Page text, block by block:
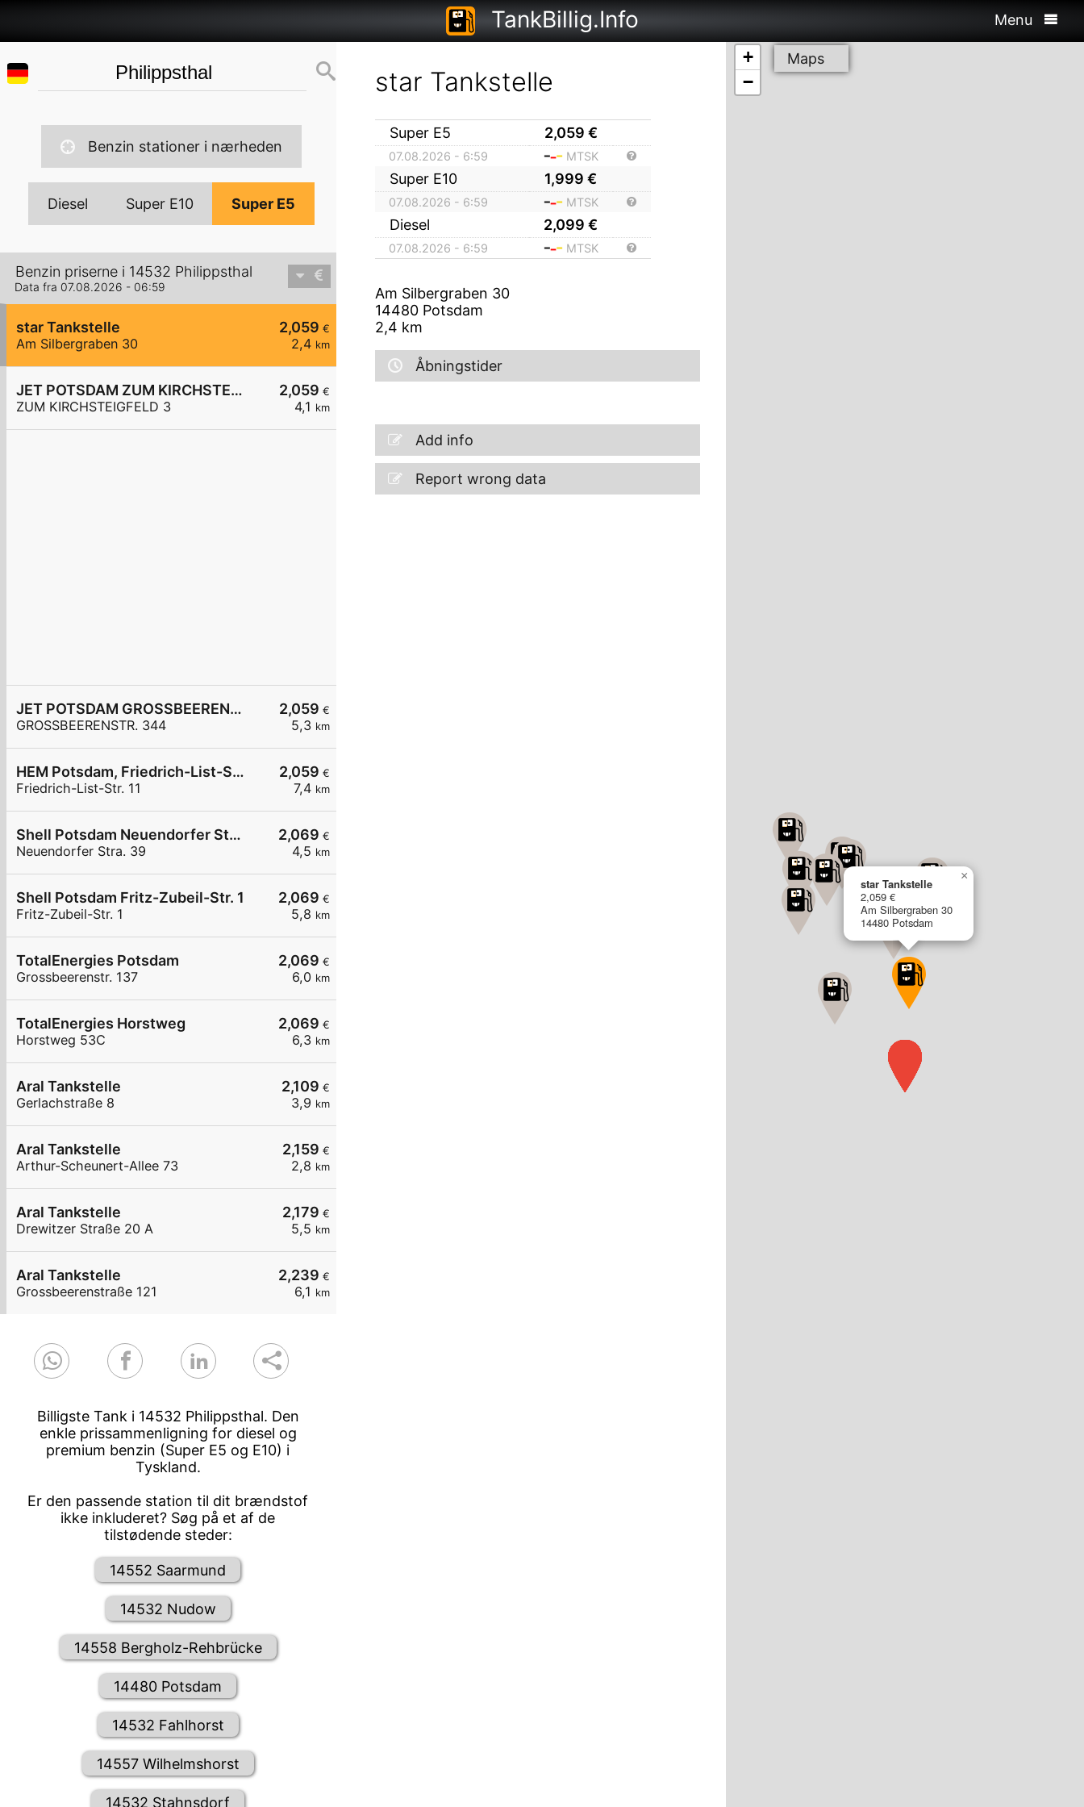
TankBillig.Info Menu
Benzin stationer i nærheden
Diesel Super E10 Super E5
Benzin priserne i 14532 Philippsthal
Data fra 07.08.2026 - 06:59
2,059 €
2,4 km
star Tankstelle
Am Silbergraben 30
2,059 €
4,1 km
JET POTSDAM ZUM KIRCHSTEIGFELD 3
ZUM KIRCHSTEIGFELD 3
2,059 €
5,3 km
JET POTSDAM GROSSBEERENSTR. 344
GROSSBEERENSTR. 344
2,059 €
7,4 km
HEM Potsdam, Friedrich-List-Str. 11
Friedrich-List-Str. 11
2,069 €
4,5 km
Shell Potsdam Neuendorfer Stra. 39
Neuendorfer Stra. 39
2,069 €
5,8 km
Shell Potsdam Fritz-Zubeil-Str. 1
Fritz-Zubeil-Str. 1
2,069 €
6,0 km
TotalEnergies Potsdam
Grossbeerenstr. 137
2,069 €
6,3 km
TotalEnergies Horstweg
Horstweg 53C
2,109 €
3,9 km
Aral Tankstelle
Gerlachstraße 8
2,159 €
2,8 km
Aral Tankstelle
Arthur-Scheunert-Allee 73
2,179 €
5,5 km
Aral Tankstelle
Drewitzer Straße 20 A
2,239 €
6,1 km
Aral Tankstelle
Grossbeerenstraße 121
Billigste Tank i 14532 Philippsthal. Den
enkle prissammenligning for diesel og
premium benzin (Super E5 og E10) i
Tyskland.
Er den passende station til dit brændstof
ikke inkluderet? Søg på et af de
tilstødende steder:
14552 Saarmund
14532 Nudow
14558 Bergholz-Rehbrücke
14480 Potsdam
14532 Fahlhorst
14557 Wilhelmshorst
14532 Stahnsdorf
star Tankstelle
Super E5 2,059 €
07.08.2026 - 6:59 MTSK
Super E10 1,999 €
07.08.2026 - 6:59 MTSK
Diesel 2,099 €
07.08.2026 - 6:59 MTSK
Am Silbergraben 30
14480 Potsdam
2,4 km
Åbningstider
Add info
Report wrong data
star Tankstelle
2,059 €
Am Silbergraben 30
14480 Potsdam
×
+
−
Maps